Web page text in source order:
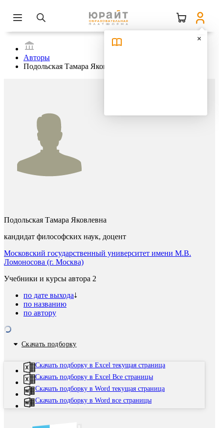
Авторы
Подольская Тамара Яковлевна
Подольская Тамара Яковлевна
кандидат философских наук, доцент
Московский государственный университет имени М.В.
Ломоносова (г. Москва)
Учебники и курсы автора 2
по дате выхода
по названию
по автору
Скачать подборку
Скачать подборку в Excel текущая страница
Скачать подборку в Excel Все страницы
Скачать подборку в Word текущая страница
Скачать подборку в Word все страницы